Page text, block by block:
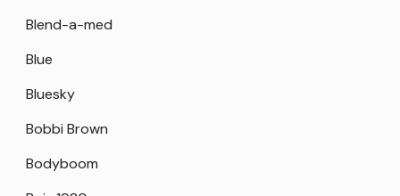
Blend-a-med
Blue
Bluesky
Bobbi Brown
Bodyboom